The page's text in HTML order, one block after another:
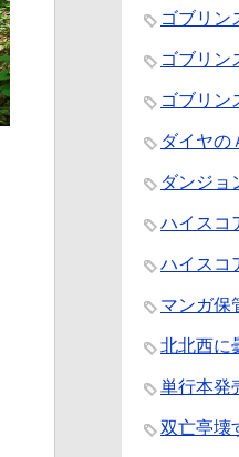
ゴブリン
ゴブリン
ゴブリン
ダイヤの
ダンジョ
ハイスコ
ハイスコ
マンガ保
北北西に
単行本発
双亡亭壊